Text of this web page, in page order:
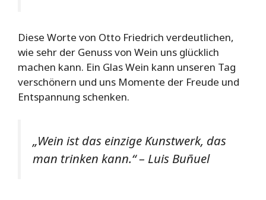
Diese Worte von Otto Friedrich verdeutlichen,
wie sehr der Genuss von Wein uns glücklich
machen kann. Ein Glas Wein kann unseren Tag
verschönern und uns Momente der Freude und
Entspannung schenken.
„Wein ist das einzige Kunstwerk, das
man trinken kann.“ – Luis Buñuel